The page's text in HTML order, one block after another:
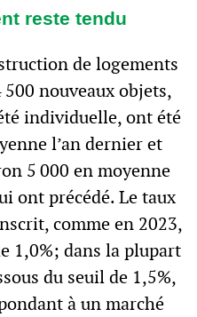
reste tendu
de logements
nouveaux objets,
individuelle, ont été
l’an dernier et
5 000 en moyenne
ont précédé. Le taux
comme en 2023,
1,0%; dans la plupart
du seuil de 1,5%,
à un marché